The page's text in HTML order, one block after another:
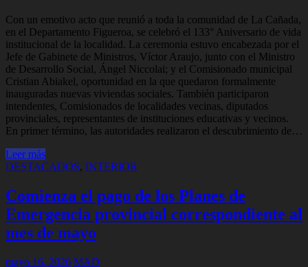
Con un emotivo acto que reunió a toda la comunidad de La Cañada,
en el Departamento Figueroa, se celebró el 133° Aniversario de vida
institucional de la localidad. La ceremonia estuvo encabezada por el
Jefe de Gabinete de Ministros, Víctor Araujo, junto con el Ministro
de Desarrollo Social, Ángel Niccolai; y el Comisionado municipal
Cristian Abiakel, oportunidad en la que quedaron formalmente
inauguradas nuevas viviendas sociales. También participaron
intendentes, Comisionados de localidades vecinas, diputados
provinciales, representantes de instituciones educativas y vecinos.
En primer término, las autoridades realizaron el descubrimiento de…
Leer más
DESTACADOS, INTERIOR
Comienza el pago de los Planes de
Emergencia provincial correspondiente al
mes de mayo
mayo 16, 2026 MAD